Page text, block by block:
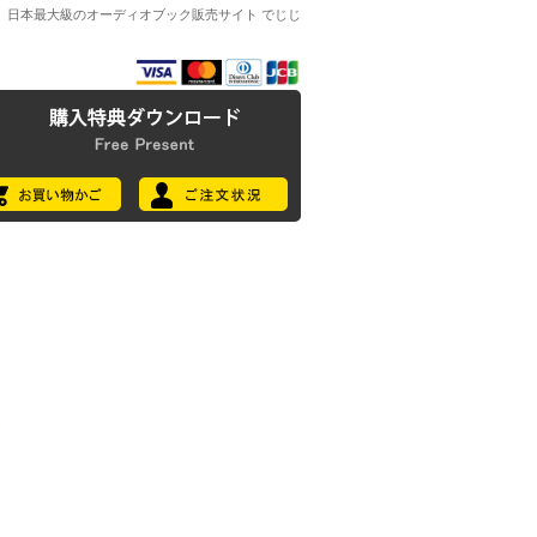
日本最大級のオーディオブック販売サイト でじじ